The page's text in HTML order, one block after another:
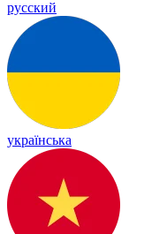
русский
українська